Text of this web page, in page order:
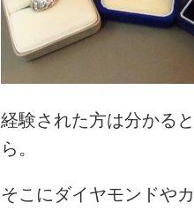
経験された方は分かる
ら。
そこにダイヤモンドや